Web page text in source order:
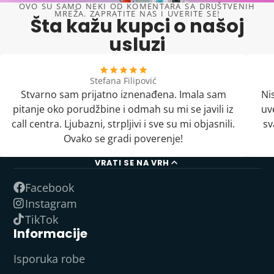
OVO SU SAMO NEKI OD KOMENTARA SA DRUŠTVENIH
MREŽA. ZAPRATITE NAS I UVERITE SE!
Šta kažu kupci o našoj
usluzi
Stefana Filipović
Stvarno sam prijatno iznenađena. Imala sam
pitanje oko porudžbine i odmah su mi se javili iz
call centra. Ljubazni, strpljivi i sve su mi objasnili.
Ovako se gradi poverenje!
VRATI SE NA VRH
Facebook
Instagram
TikTok
Informacije
Isporuka robe